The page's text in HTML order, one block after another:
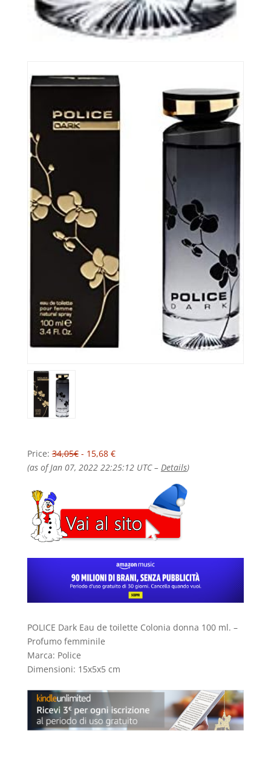
Price:34,05€- 15,68 €
(as of Jan 07, 2022 22:25:12 UTC – Details)
POLICE Dark Eau de toilette Colonia donna 100 ml. –
Profumo femminile
Marca: Police
Dimensioni: 15x5x5 cm